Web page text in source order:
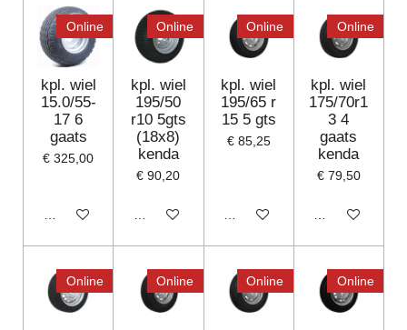
Online
kpl. wiel
15.0/55-
17 6
gaats
€ 325,00
In winkelwagen
Online
kpl. wiel
195/50
r10 5gts
(18x8)
kenda
€ 90,20
In winkelwagen
Online
kpl. wiel
195/65 r
15 5 gts
€ 85,25
Houd mij op de hoogte
Online
kpl. wiel
175/70r1
3 4
gaats
kenda
€ 79,50
Houd mij op de
Online Online Online Online